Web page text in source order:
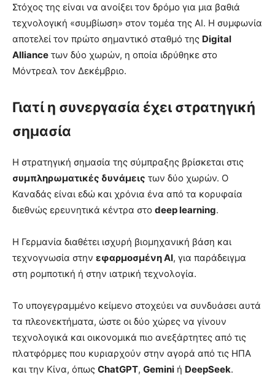
Στόχος της είναι να ανοίξει τον δρόμο για μια βαθιά
τεχνολογική «συμβίωση» στον τομέα της AI. Η συμφωνία
αποτελεί τον πρώτο σημαντικό σταθμό της Digital
Alliance των δύο χωρών, η οποία ιδρύθηκε στο
Μόντρεαλ τον Δεκέμβριο.
Γιατί η συνεργασία έχει στρατηγική
σημασία
Η στρατηγική σημασία της σύμπραξης βρίσκεται στις
συμπληρωματικές δυνάμεις των δύο χωρών. Ο
Καναδάς είναι εδώ και χρόνια ένα από τα κορυφαία
διεθνώς ερευνητικά κέντρα στο deep learning.
Η Γερμανία διαθέτει ισχυρή βιομηχανική βάση και
τεχνογνωσία στην εφαρμοσμένη AI, για παράδειγμα
στη ρομποτική ή στην ιατρική τεχνολογία.
Το υπογεγραμμένο κείμενο στοχεύει να συνδυάσει αυτά
τα πλεονεκτήματα, ώστε οι δύο χώρες να γίνουν
τεχνολογικά και οικονομικά πιο ανεξάρτητες από τις
πλατφόρμες που κυριαρχούν στην αγορά από τις ΗΠΑ
και την Κίνα, όπως ChatGPT, Gemini ή DeepSeek.